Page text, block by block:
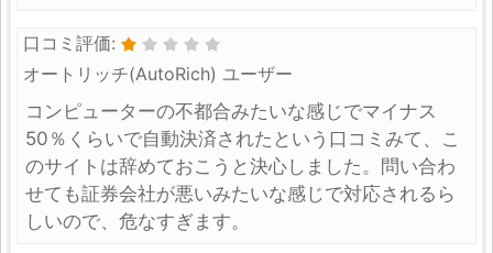
口コミ評価:
オートリッチ(AutoRich) ユーザー
コンピューターの不都合みたいな感じでマイナス
50％くらいで自動決済されたという口コミみて、こ
のサイトは辞めておこうと決心しました。問い合わ
せても証券会社が悪いみたいな感じで対応されるら
しいので、危なすぎます。